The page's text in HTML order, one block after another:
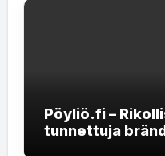
Pöyliö.fi –
tunnettuja